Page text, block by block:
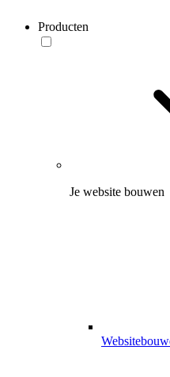
Producten
Je website bouwen